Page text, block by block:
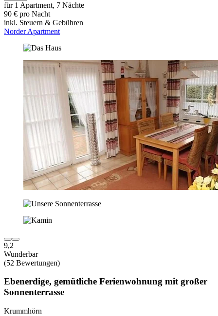
für 1 Apartment, 7 Nächte
90 € pro Nacht
inkl. Steuern & Gebühren
Norder Apartment
9,2
Wunderbar
(52 Bewertungen)
Ebenerdige, gemütliche Ferienwohnung mit großer
Sonnenterrasse
Krummhörn